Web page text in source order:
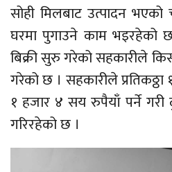
सोही मिलबाट उत्पादन
घरमा पुगाउने काम
बिक्री सुरु गरेको सहकारीले
गरेको छ । सहकारीले
१ हजार ४ सय रुपैयाँ पर्ने गरी
गरिरहेको छ ।